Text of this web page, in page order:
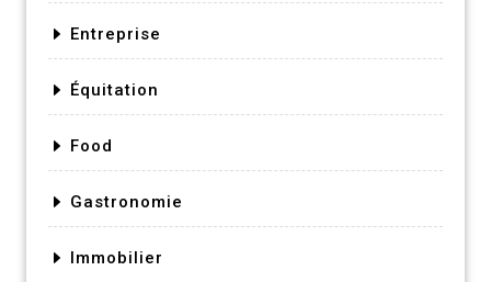
Entreprise
Équitation
Food
Gastronomie
Immobilier